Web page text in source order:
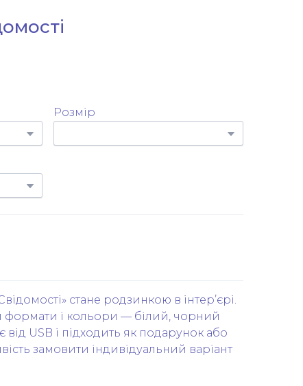
Розмір
стане родзинкою в інтер’єрі.
формати і кольори — білий, чорний
USB і підходить як подарунок або
замовити індивідуальний варіант